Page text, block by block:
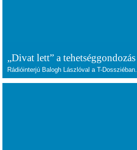
„Divat lett” a tehetséggondozás
Rádióinterjú Balogh Lászlóval a T-Dossziéban.